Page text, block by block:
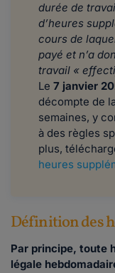
durée de
d’heures
cours de
payé et n’a
travail «
Le 7 janvier
décompte de
semaines, y
à des règles
plus,
heures
Définition des
Par principe, toute
légale